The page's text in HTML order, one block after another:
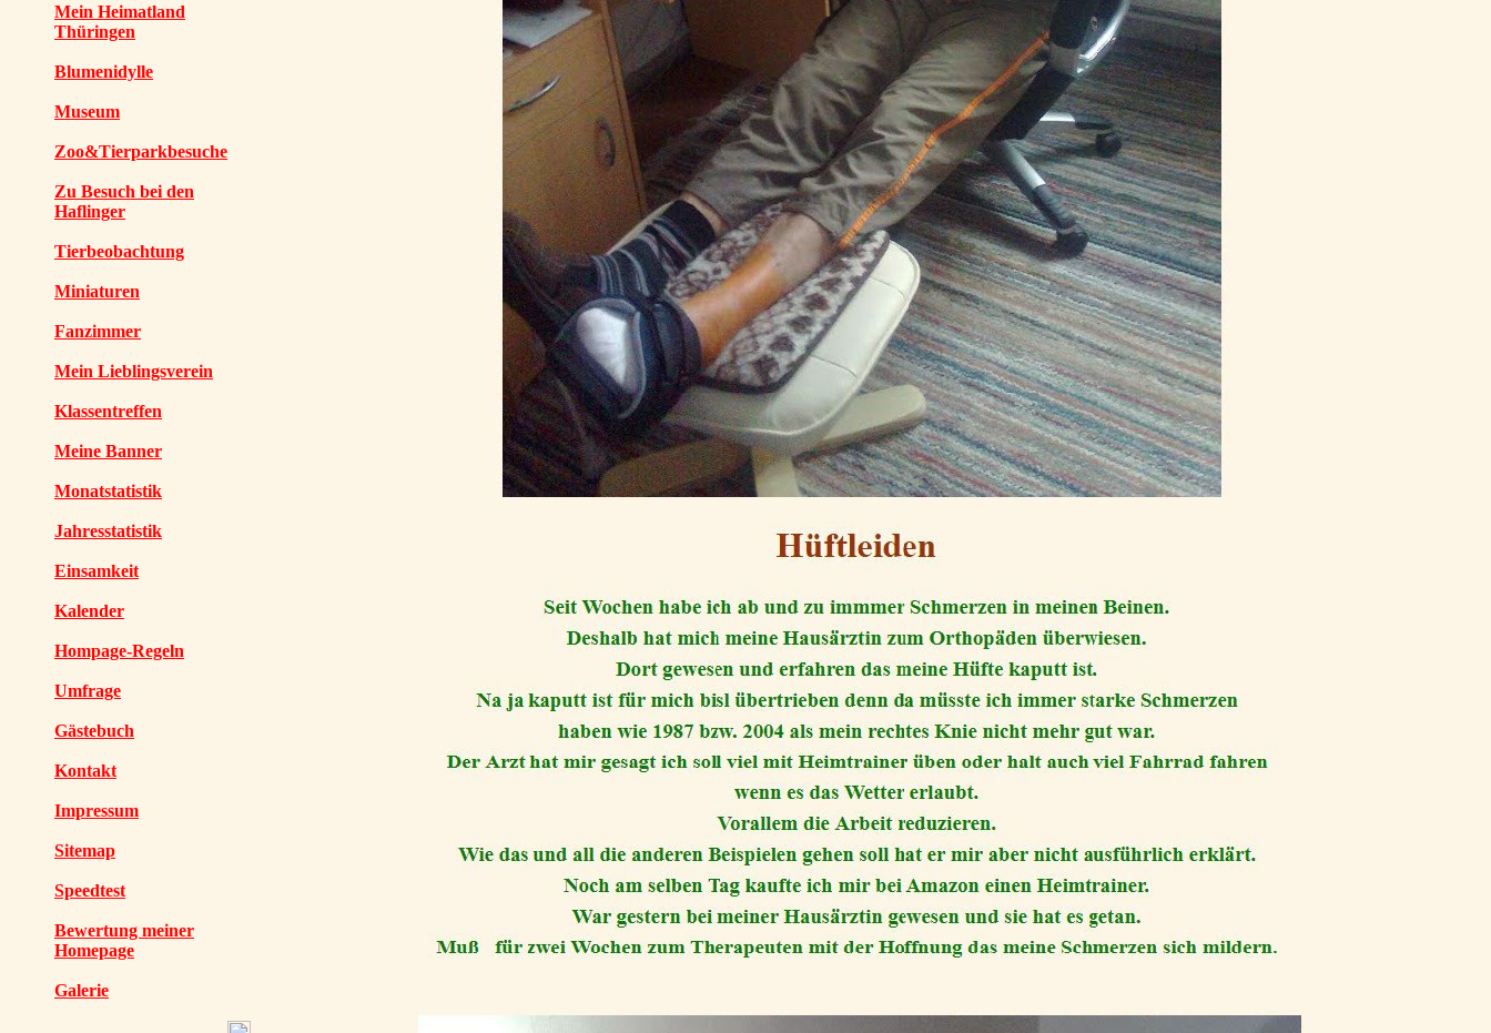
Mein Heimatland
Thüringen
Blumenidylle
Museum
Zoo&Tierparkbesuche
Zu Besuch bei den
Haflinger
Tierbeobachtung
Miniaturen
Fanzimmer
Mein Lieblingsverein
Klassentreffen
Meine Banner
Monatstatistik
Jahresstatistik
Einsamkeit
Kalender
Hompage-Regeln
Umfrage
Gästebuch
Kontakt
Impressum
Sitemap
Speedtest
Bewertung meiner
Homepage
Galerie